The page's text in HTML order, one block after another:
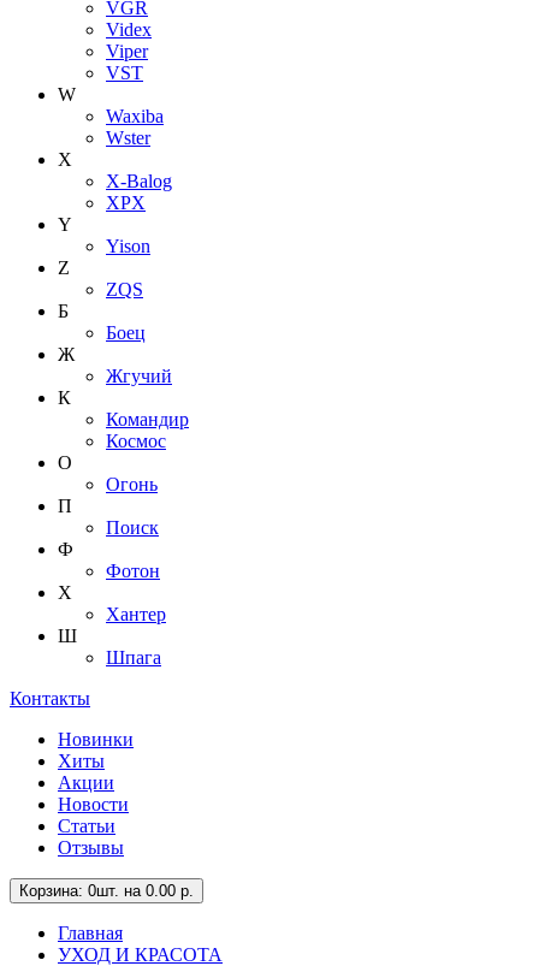
VGR
Videx
Viper
VST
W
Waxiba
Wster
X
X-Balog
XPX
Y
Yison
Z
ZQS
Б
Боец
Ж
Жгучий
К
Командир
Космос
О
Огонь
П
Поиск
Ф
Фотон
Х
Хантер
Ш
Шпага
Контакты
Новинки
Хиты
Акции
Новости
Статьи
Отзывы
Корзина: 0шт. на 0.00 р.
Главная
УХОД И КРАСОТА